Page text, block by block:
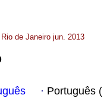
de Janeiro jun. 2013
· Português